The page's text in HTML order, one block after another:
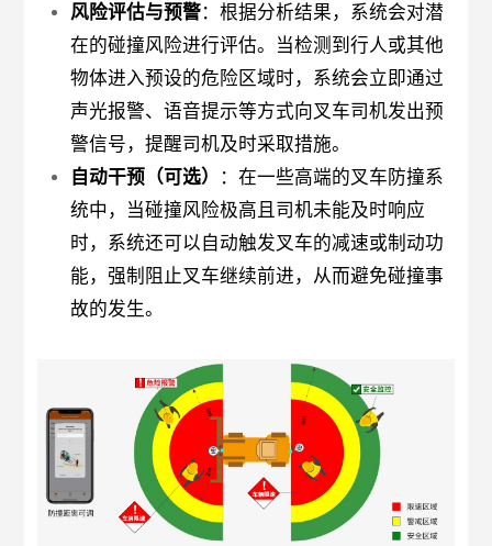
风险评估与预警：根据分析结果，系统会对潜
在的碰撞风险进行评估。当检测到行人或其他
物体进入预设的危险区域时，系统会立即通过
声光报警、语音提示等方式向叉车司机发出预
警信号，提醒司机及时采取措施。
自动干预（可选）
：在一些高端的叉车防撞系
统中，当碰撞风险极高且司机未能及时响应
时，系统还可以自动触发叉车的减速或制动功
能，强制阻止叉车继续前进，从而避免碰撞事
故的发生。